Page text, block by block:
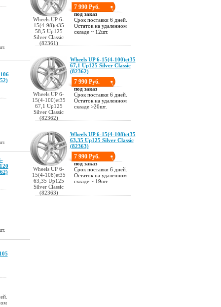
Wheels UP 6-
15(4-98)et35
58,5 Up125
Silver Classic
(82361)
7 990 Руб.
под заказ
Срок поставки 6 дней.
Остаток на удаленном
складе ~ 12шт.
Wheels UP 6-
15(4-100)et35
67,1 Up125
Silver Classic
(82362)
Wheels UP 6-15(4-100)et35
67,1 Up125 Silver Classic
(82362)
7 990 Руб.
под заказ
Срок поставки 6 дней.
Остаток на удаленном
складе >20шт.
Wheels UP 6-
15(4-108)et35
63,35 Up125
Silver Classic
(82363)
Wheels UP 6-15(4-108)et35
63,35 Up125 Silver Classic
(82363)
7 990 Руб.
под заказ
Срок поставки 6 дней.
Остаток на удаленном
складе ~ 19шт.